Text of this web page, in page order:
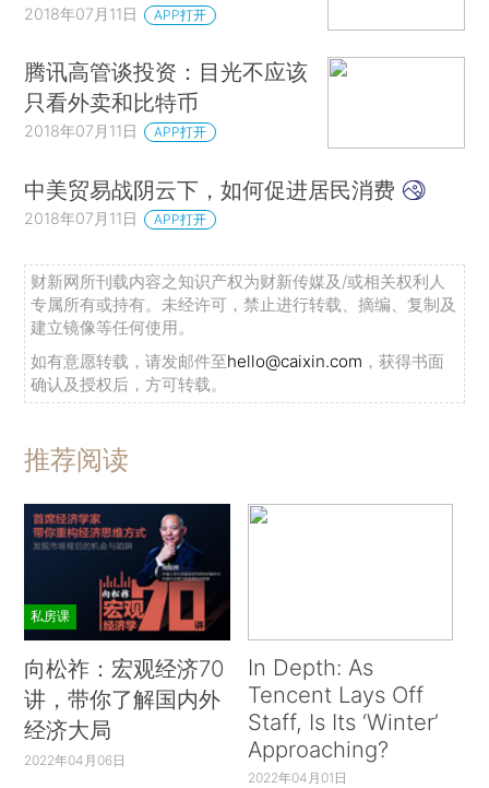
2018年07月11日 APP打开
腾讯高管谈投资：目光不应该
只看外卖和比特币
2018年07月11日 APP打开
中美贸易战阴云下，如何促进居民消费
2018年07月11日 APP打开
财新网所刊载内容之知识产权为财新传媒及/或相关权利人
专属所有或持有。未经许可，禁止进行转载、摘编、复制及
建立镜像等任何使用。
如有意愿转载，请发邮件至hello@caixin.com ，获得书面
确认及授权后，方可转载。
推荐阅读
私房课
向松祚：宏观经济70
讲，带你了解国内外
经济大局
2022年04月06日
In Depth: As
Tencent Lays Off
Staff, Is Its ‘Winter’
Approaching?
2022年04月01日